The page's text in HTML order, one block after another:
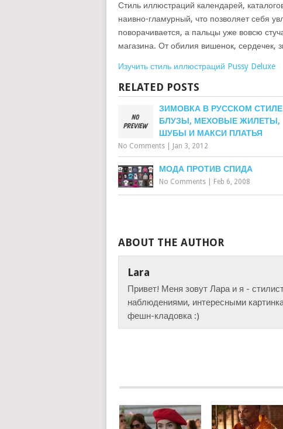
Стиль иллюстраций календарей,
наивно-гламурный, что позволяет себя
поворачивается, а пальцы уже вовсю
магазина. От обилия вишенок, сердечек,
Изучить стиль иллюстраций Pussy Deluxe
RELATED POSTS
ЗИМОВКА В РУССКОМ СТИЛЕ
БЛУЗЫ, МЕХОВЫЕ ЖИЛЕТЫ,
ШУБЫ И МАКСИ ПЛАТЬЯ
No Comments Jan 3, 2012
МОДА ПРОТИВ СПИДА
No Comments Feb 6, 2008
ABOUT THE AUTHOR
Lara
Привет! Меня зовут Лара и я -
наблюдениями, интересными
фешн-кладовка :)